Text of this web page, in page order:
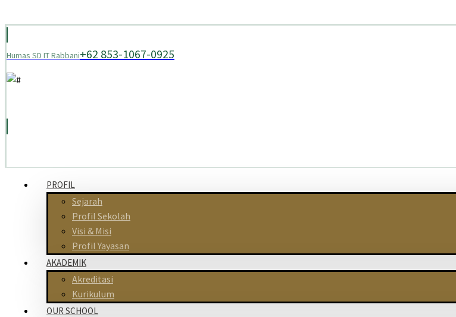
Humas SD IT Rabbani+62 853-1067-0925
PROFIL
Sejarah
Profil Sekolah
Visi & Misi
Profil Yayasan
AKADEMIK
Akreditasi
Kurikulum
OUR SCHOOL